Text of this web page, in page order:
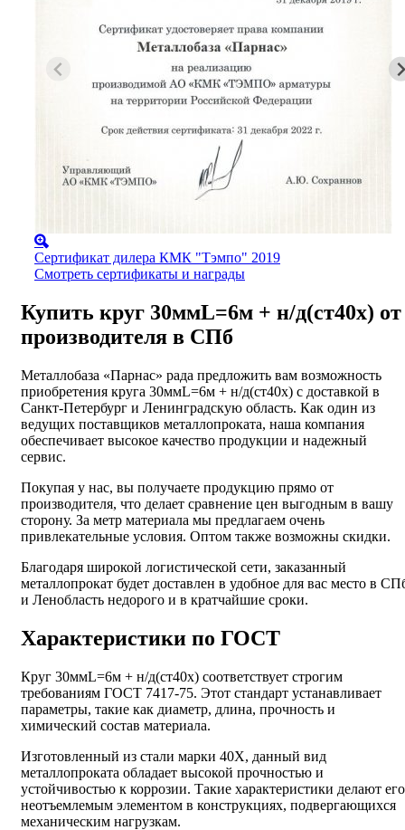
Сертификат дилера КМК "Тэмпо" 2019
Смотреть сертификаты и награды
Купить круг 30ммL=6м + н/д(ст40х) от
производителя в СПб
Металлобаза «Парнас» рада предложить вам возможность
приобретения круга 30ммL=6м + н/д(ст40х) с доставкой в
Санкт-Петербург и Ленинградскую область. Как один из
ведущих поставщиков металлопроката, наша компания
обеспечивает высокое качество продукции и надежный
сервис.
Покупая у нас, вы получаете продукцию прямо от
производителя, что делает сравнение цен выгодным в вашу
сторону. За метр материала мы предлагаем очень
привлекательные условия. Оптом также возможны скидки.
Благодаря широкой логистической сети, заказанный
металлопрокат будет доставлен в удобное для вас место в
и Ленобласть недорого и в кратчайшие сроки.
Характеристики по ГОСТ
Круг 30ммL=6м + н/д(ст40х) соответствует строгим
требованиям ГОСТ 7417-75. Этот стандарт устанавливает
параметры, такие как диаметр, длина, прочность и
химический состав материала.
Изготовленный из стали марки 40Х, данный вид
металлопроката обладает высокой прочностью и
устойчивостью к коррозии. Такие характеристики делают его
неотъемлемым элементом в конструкциях, подвергающихся
механическим нагрузкам.